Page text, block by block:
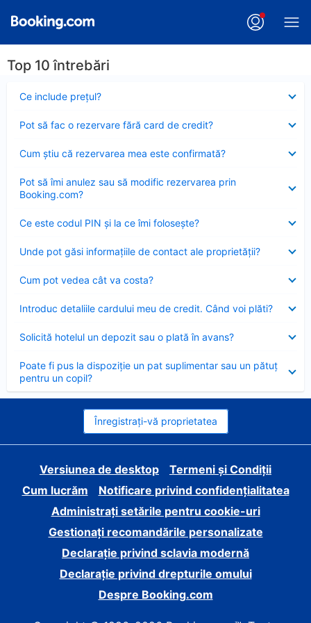
Top 10 întrebări
Ce include preţul?
închis
Pot să fac o rezervare fără card de credit?
închis
Cum ştiu că rezervarea mea este confirmată?
închis
Pot să îmi anulez sau să modific rezervarea prin
Booking.com?
închis
Ce este codul PIN şi la ce îmi foloseşte?
închis
Unde pot găsi informațiile de contact ale proprietății?
închis
Cum pot vedea cât va costa?
închis
Introduc detaliile cardului meu de credit. Când voi plăti?
închis
Solicită hotelul un depozit sau o plată în avans?
închis
Poate fi pus la dispoziție un pat suplimentar sau un pătuț
pentru un copil?
închis
Înregistrați-vă proprietatea
Versiunea de desktop
Termeni și Condiții
Cum lucrăm
Notificare privind confidențialitatea
Administrați setările pentru cookie-uri
Gestionați recomandările personalizate
Declarație privind sclavia modernă
Declarație privind drepturile omului
Despre Booking.com